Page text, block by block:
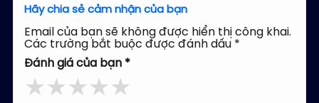
Hãy chia sẻ cảm nhận của bạn
Email của bạn sẽ không được hiển thị công khai.
Các trường bắt buộc được đánh dấu *
Đánh giá của bạn *
★★★★★